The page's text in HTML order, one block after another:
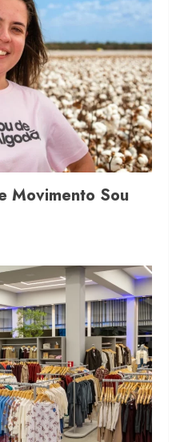
Movimento Sou